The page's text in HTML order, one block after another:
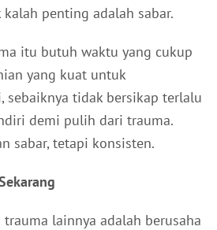
penting adalah sabar.
itu butuh waktu yang cukup
yang kuat untuk
sebaiknya tidak bersikap terlalu
demi pulih dari trauma.
sabar, tetapi konsisten.
lainnya adalah berusaha